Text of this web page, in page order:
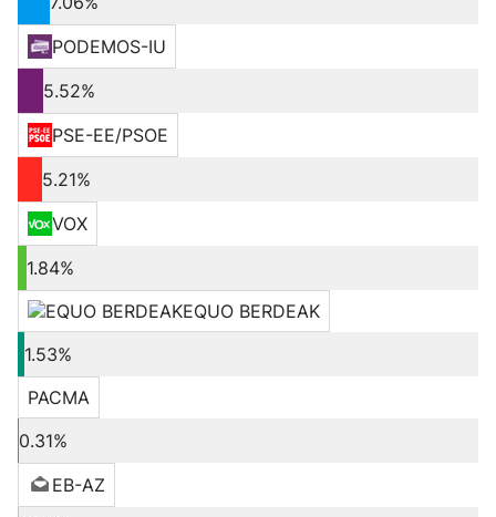
PODEMOS-IU
5.52%
PSE-EE/PSOE
5.21%
VOX
1.84%
EQUO BERDEAK
1.53%
PACMA
0.31%
EB-AZ